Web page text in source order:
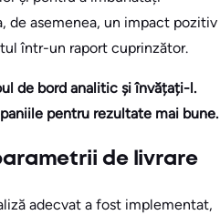
de asemenea, un impact pozitiv
într-un raport cuprinzător.
de bord analitic și învățați-l.
pentru rezultate mai bune.
de livrare
adecvat a fost implementat,